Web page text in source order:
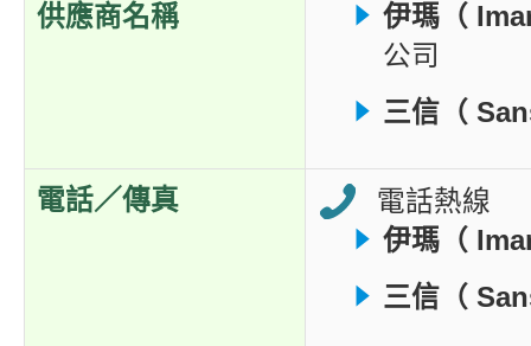
供應商名稱
伊瑪（
公司
三信（
電話／傳真
電話熱線
伊瑪（
三信（